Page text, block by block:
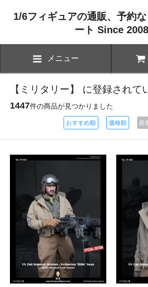
1/6フィギュアの通販、予約
ート Since 2008
メニュー
【ミリタリー】 に登録されて
1447件の商品が見つかりました
おすすめ順 価格順 新